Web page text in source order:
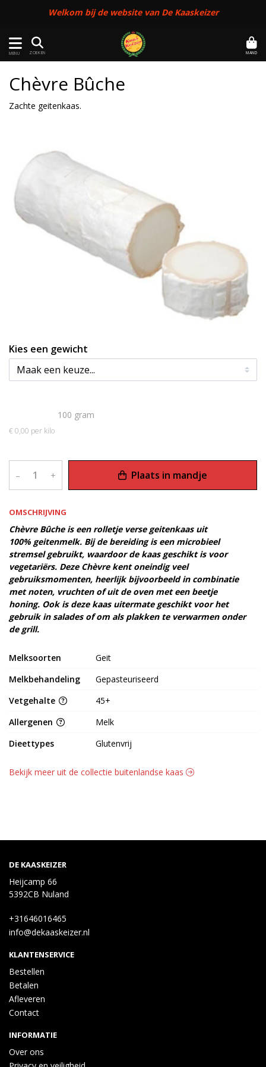
Welkom bij de website van De Kaaskeizer
MENU ZOEKEN MAND
OMSCHRIJVING
Chèvre Bûche is een rolletje verse geitenkaas uit
100% geitenmelk. Bij de bereiding is een microbieel
stremsel gebruikt, waardoor de kaas geschikt is voor
vegetariërs. Deze Chèvre kent oneindig veel
gebruiksmomenten, heerlijk bijvoorbeeld in combinatie
met noten, vruchten of uit de oven met een beetje
honing. Ook is deze kaas uitermate geschikt voor het
gebruik in salades of om als plakken te verwarmen onder
de grill.
Chèvre Bûche
Zachte geitenkaas.
Kies een gewicht
100 gram
€ 0,00 per kilo
– + Plaats in mandje
Melksoorten
Geit
Melkbehandeling
Gepasteuriseerd
Vetgehalte
45+
Allergenen
Melk
Dieettypes
Glutenvrij
Bekijk meer uit de collectie buitenlandse kaas
DE KAASKEIZER
Heijcamp 66
5392CB Nuland
+31646016465
info@dekaaskeizer.nl
KLANTENSERVICE
Bestellen
Betalen
Afleveren
Contact
INFORMATIE
Over ons